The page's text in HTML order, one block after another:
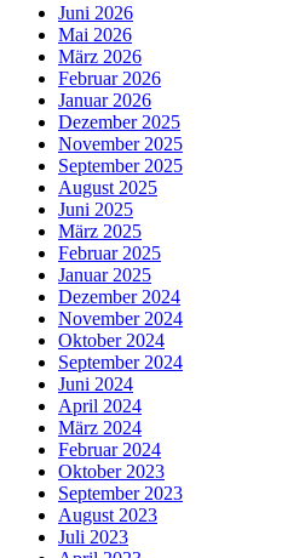
Juni 2026
Mai 2026
März 2026
Februar 2026
Januar 2026
Dezember 2025
November 2025
September 2025
August 2025
Juni 2025
März 2025
Februar 2025
Januar 2025
Dezember 2024
November 2024
Oktober 2024
September 2024
Juni 2024
April 2024
März 2024
Februar 2024
Oktober 2023
September 2023
August 2023
Juli 2023